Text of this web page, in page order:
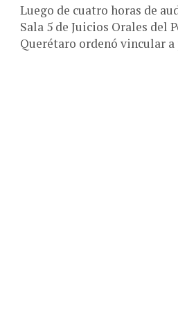
Luego de cuatro horas de
Sala 5 de Juicios Orales del
Querétaro ordenó vincular a